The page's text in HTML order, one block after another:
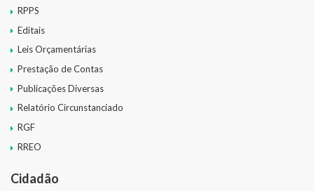
RPPS
Editais
Leis Orçamentárias
Prestação de Contas
Publicações Diversas
Relatório Circunstanciado
RGF
RREO
Cidadão